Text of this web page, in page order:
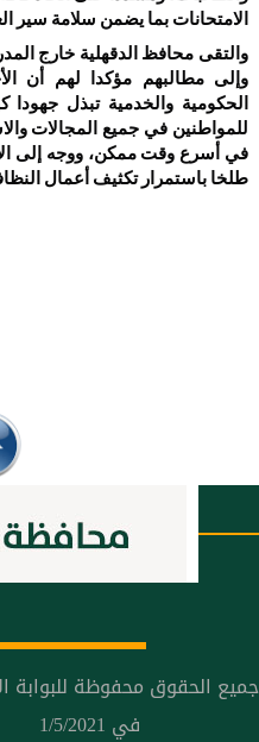
الامتحانات بما يضمن سلامة سير
طلخا باستمرار تكثيف أعمال
جميع الحقوق محفوظة للبوابة
في 1/5/2021